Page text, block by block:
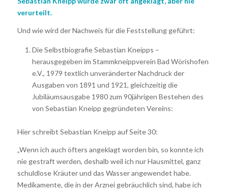
verurteilt.
Und wie wird der Nachweis für die Feststellung geführt:
Die Selbstbiografie Sebastian Kneipps –
herausgegeben im Stammkneippverein Bad Wörishofen
e.V., 1979 textlich unveränderter Nachdruck der
Ausgaben von 1891 und 1921, gleichzeitig die
Jubiläumsausgabe 1980 zum 90jährigen Bestehen des
von Sebastian Kneipp gegründeten Vereins:
Hier schreibt Sebastian Kneipp auf Seite 30:
„Wenn ich auch öfters angeklagt worden bin, so konnte ich
nie gestraft werden, deshalb weil ich nur Hausmittel, ganz
schuldlose Kräuter und das Wasser angewendet habe.
Medikamente, die in der Arznei gebräuchlich sind, habe ich